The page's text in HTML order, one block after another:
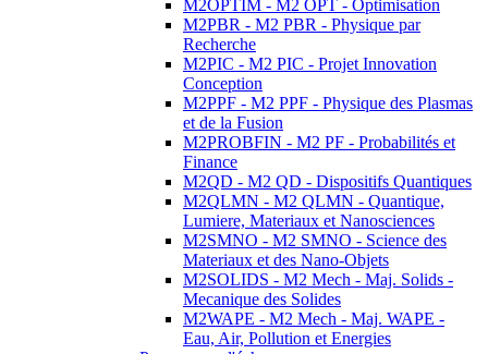
M2OPTIM - M2 OPT - Optimisation
M2PBR - M2 PBR - Physique par
Recherche
M2PIC - M2 PIC - Projet Innovation
Conception
M2PPF - M2 PPF - Physique des Plasmas
et de la Fusion
M2PROBFIN - M2 PF - Probabilités et
Finance
M2QD - M2 QD - Dispositifs Quantiques
M2QLMN - M2 QLMN - Quantique,
Lumiere, Materiaux et Nanosciences
M2SMNO - M2 SMNO - Science des
Materiaux et des Nano-Objets
M2SOLIDS - M2 Mech - Maj. Solids -
Mecanique des Solides
M2WAPE - M2 Mech - Maj. WAPE -
Eau, Air, Pollution et Energies